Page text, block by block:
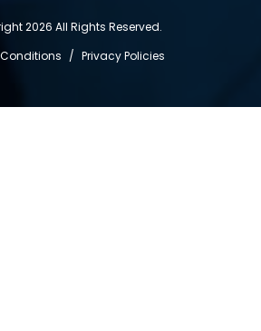
2026 All Rights Reserved.
/ Privacy Policies